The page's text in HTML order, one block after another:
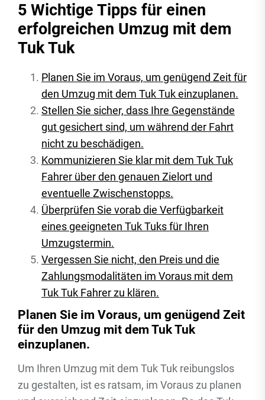
5 Wichtige Tipps für einen
erfolgreichen Umzug mit dem
Tuk Tuk
Planen Sie im Voraus, um genügend Zeit für
den Umzug mit dem Tuk Tuk einzuplanen.
Stellen Sie sicher, dass Ihre Gegenstände
gut gesichert sind, um während der Fahrt
nicht zu beschädigen.
Kommunizieren Sie klar mit dem Tuk Tuk
Fahrer über den genauen Zielort und
eventuelle Zwischenstopps.
Überprüfen Sie vorab die Verfügbarkeit
eines geeigneten Tuk Tuks für Ihren
Umzugstermin.
Vergessen Sie nicht, den Preis und die
Zahlungsmodalitäten im Voraus mit dem
Tuk Tuk Fahrer zu klären.
Planen Sie im Voraus, um genügend Zeit
für den Umzug mit dem Tuk Tuk
einzuplanen.
Um Ihren Umzug mit dem Tuk Tuk reibungslos
zu gestalten, ist es ratsam, im Voraus zu planen